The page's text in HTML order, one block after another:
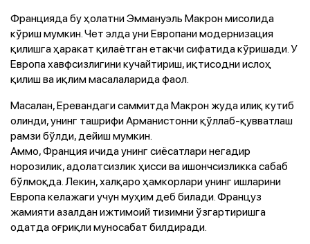
Францияда бу ҳолатни Эммануэль Макрон мисолида
кўриш мумкин. Чет элда уни Европани модернизация
қилишга ҳаракат қилаётган етакчи сифатида кўришади. У
Европа хавфсизлигини кучайтириш, иқтисодни ислоҳ
қилиш ва иқлим масалаларида фаол.
Масалан, Еревандаги саммитда Макрон жуда илиқ кутиб
олинди, унинг ташрифи Арманистонни қўллаб-қувватлаш
рамзи бўлди, дейиш мумкин.
Аммо, Франция ичида унинг сиёсатлари негадир
норозилик, адолатсизлик ҳисси ва ишончсизликка сабаб
бўлмоқда. Лекин, халқаро ҳамкорлари унинг ишларини
Европа келажаги учун муҳим деб билади. Француз
жамияти азалдан ижтимоий тизимни ўзгартиришга
одатда оғриқли муносабат билдиради.